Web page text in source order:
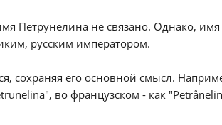
Петрунелина не связано. Однако, имя
русским императором.
сохраняя его основной смысл.
во французском - как